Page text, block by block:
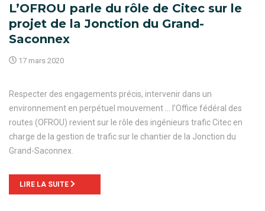
L’OFROU parle du rôle de Citec sur le
projet de la Jonction du Grand-
Saconnex
17 mars 2020
Respecter des engagements précis, intervenir dans un
environnement en perpétuel mouvement … l’Office fédéral des
routes (OFROU) revient sur le rôle des ingénieurs trafic Citec en
charge de la gestion de trafic sur le chantier de la Jonction du
Grand-Saconnex.
LIRE LA SUITE